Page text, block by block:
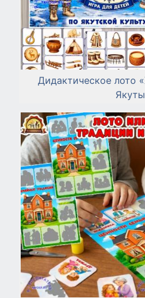
Дидактическое лото